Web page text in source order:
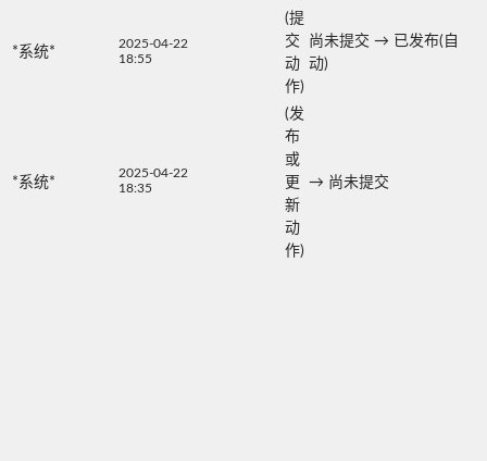
*系统*
2025-04-22
18:55
(提
交
动
作)
尚未提交 → 已发布(自
动)
*系统*
2025-04-22
18:35
(发
布
或
更
新
动
作)
→ 尚未提交